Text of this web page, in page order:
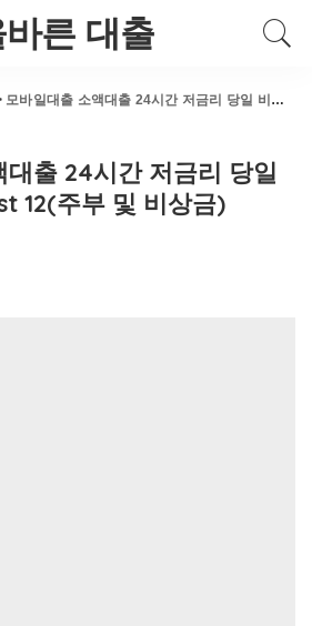
바른 대출
모바일대출 소액대출 24시간 저금리 당일 비대면 대출 Best 12(주부 및 비상금)
출 24시간 저금리 당일
12(주부 및 비상금)